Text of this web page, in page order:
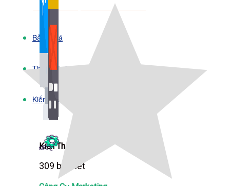
Kiến Thức Website
309 bài viết
Xem thêm phần mềm khác
Bảng Giá
Thanh Toán
Kiến Thức Marketing